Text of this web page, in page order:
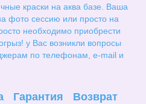
краски на аква базе. Ваша
фото сессию или просто на
необходимо приобрести
у Вас возникли вопросы
по телефонам, e-mail и
Гарантия Возврат